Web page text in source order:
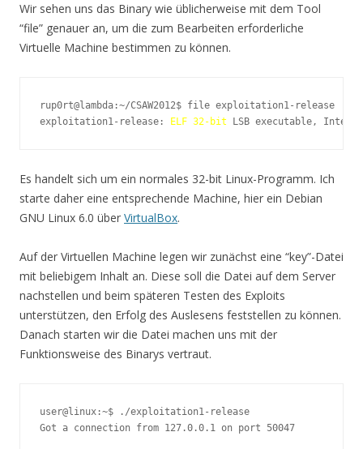
Wir sehen uns das Binary wie üblicherweise mit dem Tool
“file” genauer an, um die zum Bearbeiten erforderliche
Virtuelle Machine bestimmen zu können.
rup0rt@lambda:~/CSAW2012$ file exploitation1-release
exploitation1-release:
ELF 32-bit LSB executable, Intel
Es handelt sich um ein normales 32-bit Linux-Programm. Ich
starte daher eine entsprechende Machine, hier ein Debian
GNU Linux 6.0 über VirtualBox.
Auf der Virtuellen Machine legen wir zunächst eine “key”-Datei
mit beliebigem Inhalt an. Diese soll die Datei auf dem Server
nachstellen und beim späteren Testen des Exploits
unterstützen, den Erfolg des Auslesens feststellen zu können.
Danach starten wir die Datei machen uns mit der
Funktionsweise des Binarys vertraut.
user@linux:~$ ./exploitation1-release
Got a connection from 127.0.0.1 on port 50047